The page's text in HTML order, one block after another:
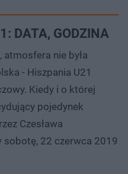
DATA, GODZINA
atmosfera nie była
- Hiszpania U21
Kiedy i o której
pojedynek
Czesława
sobotę, 22 czerwca 2019